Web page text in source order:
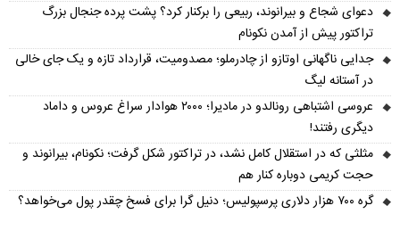
دعوای شجاع و بیرانوند، ربیعی را برکنار کرد؟ پشت پرده جنجال بزرگ
تراکتور پیش از آمدن نکونام
جدایی ناگهانی اوتازو از چادرملو؛ مصدومیت، قرارداد تازه و یک جای خالی
در آستانه لیگ
عروسی اشتباهی رونالدو در مادیرا؛ ۲۰۰۰ هوادار سراغ عروس و داماد
دیگری رفتند!
مثلثی که در استقلال کامل نشد، در تراکتور شکل گرفت؛ نکونام، بیرانوند و
حجت کریمی دوباره کنار هم
گره ۷۰۰ هزار دلاری پرسپولیس؛ دنیل گرا برای فسخ چقدر پول می‌خواهد؟